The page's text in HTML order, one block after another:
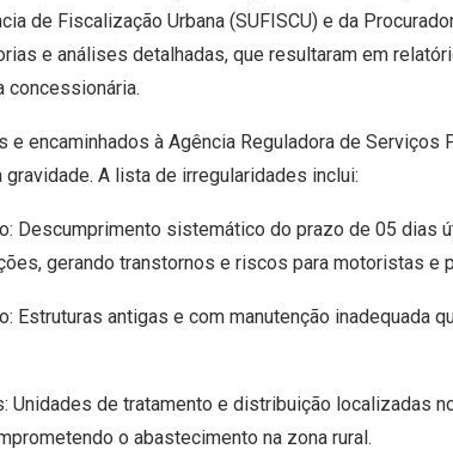
de Fiscalização Urbana (SUFISCU) e da
e análises detalhadas, que resultaram em
concessionária.
e encaminhados à Agência Reguladora de Serviços
A lista de irregularidades inclui:
Descumprimento sistemático do prazo de 05 dias
gerando transtornos e riscos para motoristas e
Estruturas antigas e com manutenção inadequada
Unidades de tratamento e distribuição localizadas
o abastecimento na zona rural.